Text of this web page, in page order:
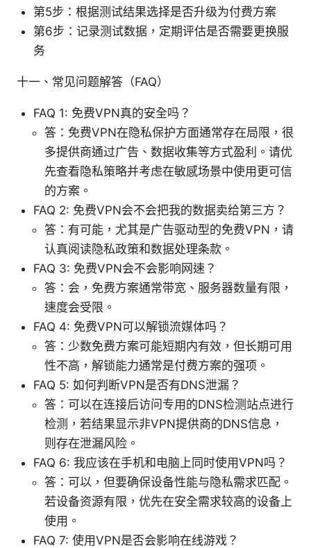
第5步：根据测试结果选择是否升级为付费方案
第6步：记录测试数据，定期评估是否需要更换服
务
十一、常见问题解答（FAQ）
FAQ 1: 免费VPN真的安全吗？
答：免费VPN在隐私保护方面通常存在局限，很
多提供商通过广告、数据收集等方式盈利。请优
先查看隐私策略并考虑在敏感场景中使用更可信
的方案。
FAQ 2: 免费VPN会不会把我的数据卖给第三方？
答：有可能，尤其是广告驱动型的免费VPN，请
认真阅读隐私政策和数据处理条款。
FAQ 3: 免费VPN会不会影响网速？
答：会，免费方案通常带宽、服务器数量有限，
速度会受限。
FAQ 4: 免费VPN可以解锁流媒体吗？
答：少数免费方案可能短期内有效，但长期可用
性不高，解锁能力通常是付费方案的强项。
FAQ 5: 如何判断VPN是否有DNS泄漏？
答：可以在连接后访问专用的DNS检测站点进行
检测，若结果显示非VPN提供商的DNS信息，
则存在泄漏风险。
FAQ 6: 我应该在手机和电脑上同时使用VPN吗？
答：可以，但要确保设备性能与隐私需求匹配。
若设备资源有限，优先在安全需求较高的设备上
使用。
FAQ 7: 使用VPN是否会影响在线游戏？